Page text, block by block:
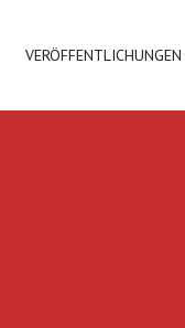
VERÖFFENTLICHUNGEN